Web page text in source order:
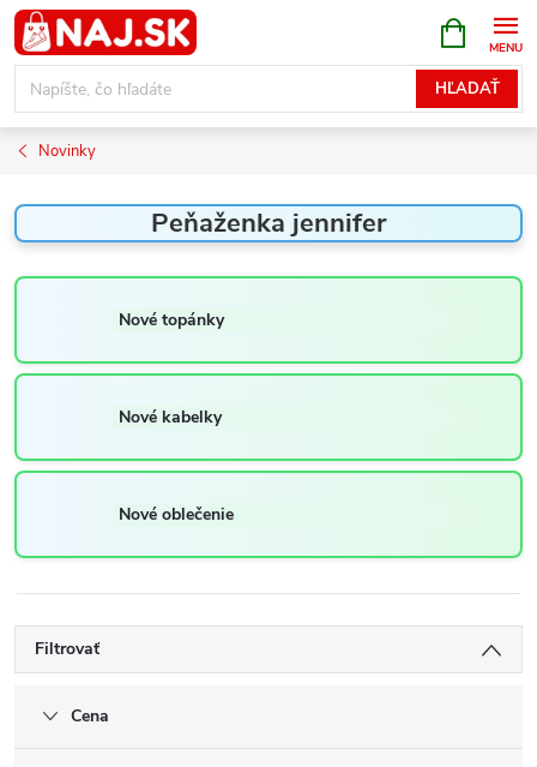
Prejsť
na
obsah
HĽADAŤ
KOŠÍK
Novinky
Peňaženka jennifer
Nové topánky
Nové kabelky
Nové oblečenie
Filtrovať
Cena